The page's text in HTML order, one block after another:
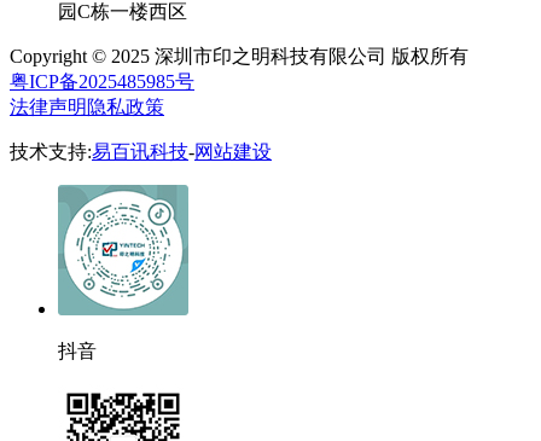
园C栋一楼西区
Copyright © 2025 深圳市印之明科技有限公司 版权所有
粤ICP备2025485985号
法律声明 隐私政策
技术支持:易百讯科技-网站建设
抖音